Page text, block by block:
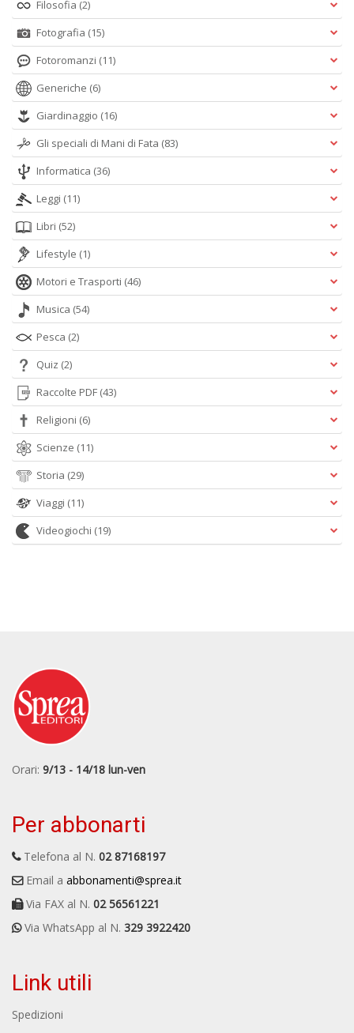
Filosofia (2)
Fotografia (15)
Fotoromanzi (11)
Generiche (6)
Giardinaggio (16)
Gli speciali di Mani di Fata (83)
Informatica (36)
Leggi (11)
Libri (52)
Lifestyle (1)
Motori e Trasporti (46)
Musica (54)
Pesca (2)
Quiz (2)
Raccolte PDF (43)
Religioni (6)
Scienze (11)
Storia (29)
Viaggi (11)
Videogiochi (19)
Orari: 9/13 - 14/18 lun-ven
Per abbonarti
Telefona al N. 02 87168197
Email a abbonamenti@sprea.it
Via FAX al N. 02 56561221
Via WhatsApp al N. 329 3922420
Link utili
Spedizioni